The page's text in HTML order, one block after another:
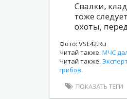
Свалки,
тоже
охоты,
Фото: VSE42.Ru
Читай также: МЧС
Читай также:
грибов.
ПОКАЗАТЬ ТЕГИ